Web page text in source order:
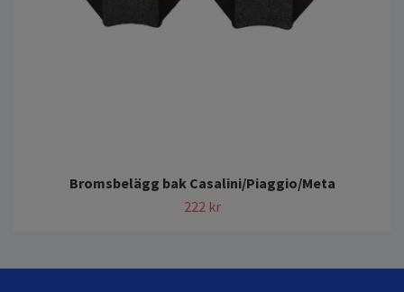
Bromsbelägg bak Casalini/Piaggio/Meta
222 kr